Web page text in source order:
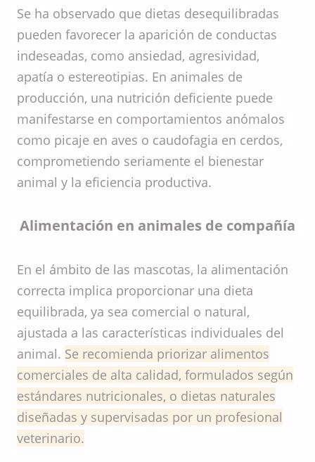
Se ha observado que dietas desequilibradas
pueden favorecer la aparición de conductas
indeseadas, como ansiedad, agresividad,
apatía o estereotipias. En animales de
producción, una nutrición deficiente puede
manifestarse en comportamientos anómalos
como picaje en aves o caudofagia en cerdos,
comprometiendo seriamente el bienestar
animal y la eficiencia productiva.
Alimentación en animales de compañía
En el ámbito de las mascotas, la alimentación
correcta implica proporcionar una dieta
equilibrada, ya sea comercial o natural,
ajustada a las características individuales del
animal. Se recomienda priorizar alimentos
comerciales de alta calidad, formulados según
estándares nutricionales, o dietas naturales
diseñadas y supervisadas por un profesional
veterinario.